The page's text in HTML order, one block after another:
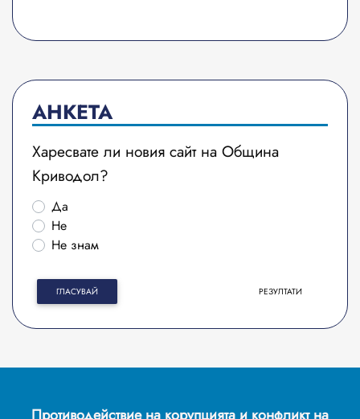
АНКЕТА
Харесвате ли новия сайт на Община
Криводол?
Да
Не
Не знам
ГЛАСУВАЙ РЕЗУЛТАТИ